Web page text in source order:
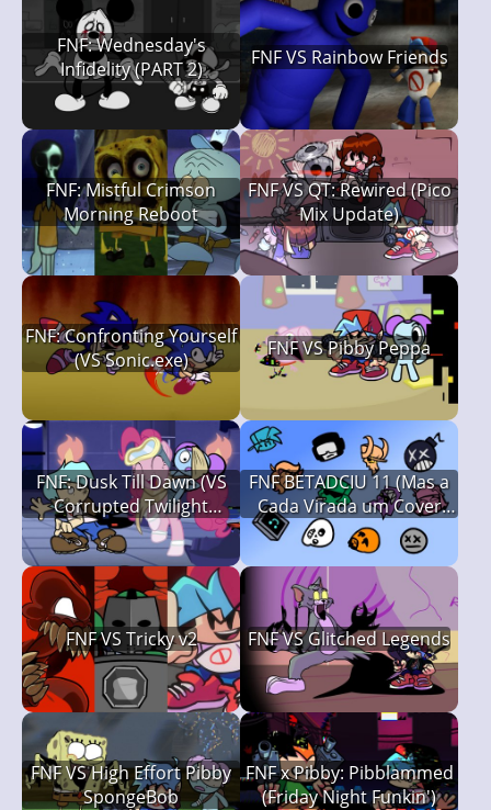
FNF: Wednesday's
Infidelity (PART 2)
FNF VS Rainbow Friends
FNF: Mistful Crimson
Morning Reboot
FNF VS QT: Rewired (Pico
Mix Update)
FNF: Confronting Yourself
(VS Sonic.exe)
FNF VS Pibby Peppa
FNF: Dusk Till Dawn (VS
Corrupted Twilight
Sparkle)
FNF BETADCIU 11 (Mas a
Cada Virada um Cover
Diferente é Usado, Friday
Night Funkin')
FNF VS Tricky v2 FNF VS Glitched Legends
FNF VS High Effort Pibby
SpongeBob
FNF x Pibby: Pibblammed
(Friday Night Funkin')